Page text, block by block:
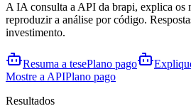
A IA consulta a API da brapi, explica os
reproduzir a análise por código.
investimento.
Resuma a tesePlano pago
Mostre a APIPlano pago
Resultados